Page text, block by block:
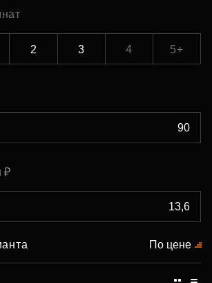
2 3 4 5+
₽
По цене